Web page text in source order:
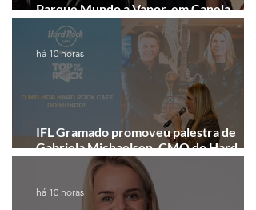
Parque Mundo a Vapor, em Canela,
recebe festival eletrônico em agosto
IFL Gramado promoveu palestra de
Gabriela Michaelsen, CMO do Hard
Rock Cafe Gramado
há 10 horas
há 10 horas